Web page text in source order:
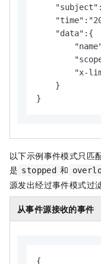
    "data":{
"x-
    }
}
以下示例事件模式只匹
是 stopped 和
源发出经过事件模式过
从事件源接收的事件
{